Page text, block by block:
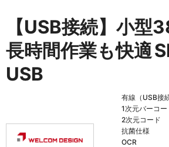
【USB接続】小型
長時間作業も快適
USB
有線（USB接
1次元バーコー
2次元コード
抗菌仕様
OCR